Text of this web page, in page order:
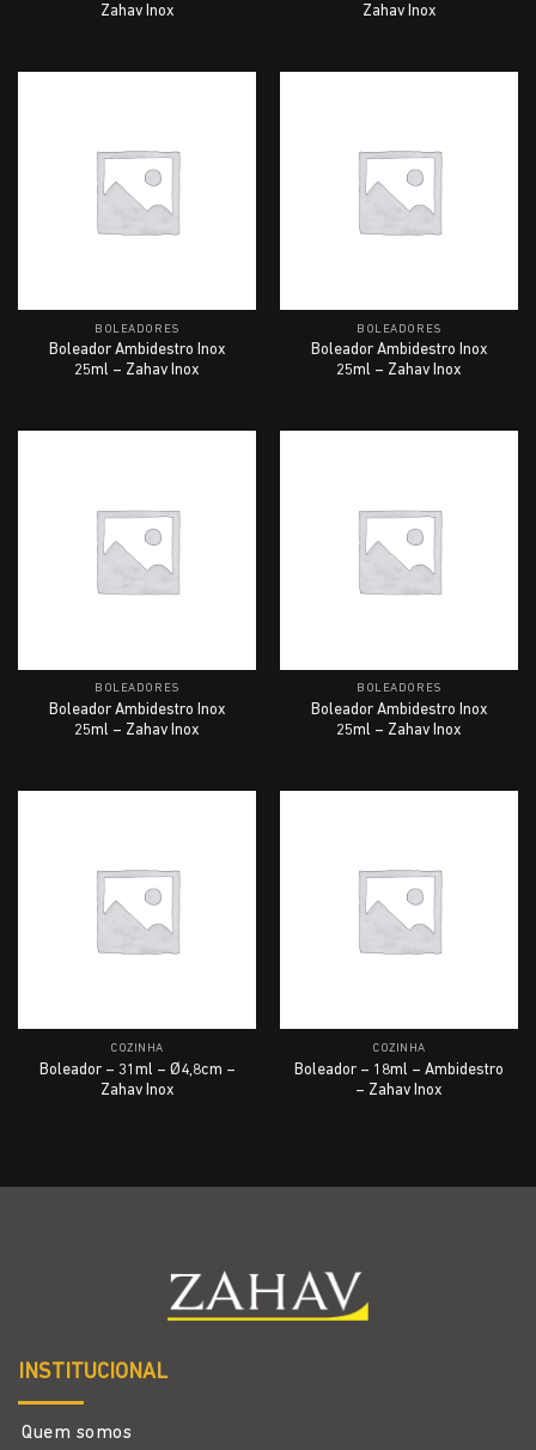
Zahav Inox
Zahav Inox
BOLEADORES
Boleador Ambidestro Inox
25ml – Zahav Inox
BOLEADORES
Boleador Ambidestro Inox
25ml – Zahav Inox
BOLEADORES
Boleador Ambidestro Inox
25ml – Zahav Inox
BOLEADORES
Boleador Ambidestro Inox
25ml – Zahav Inox
COZINHA
Boleador – 31ml – Ø4,8cm –
Zahav Inox
COZINHA
Boleador – 18ml – Ambidestro
– Zahav Inox
INSTITUCIONAL
Quem somos